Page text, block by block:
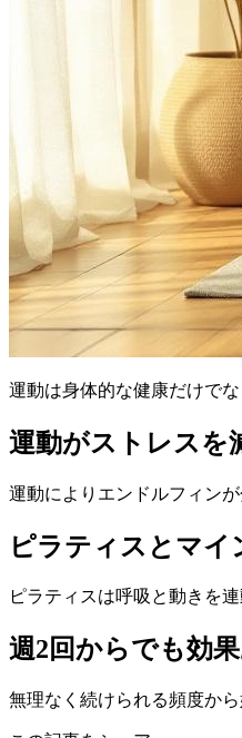
運動は身体的な健康だけで
運動がストレスを
運動によりエンドルフィン
ピラティスとマイ
ピラティスは呼吸と動きを
週2回からでも効果
無理なく続けられる頻度から